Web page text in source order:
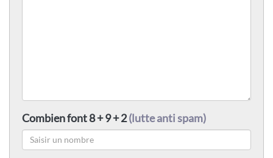
Combien font 8 + 9 + 2(lutte anti spam)